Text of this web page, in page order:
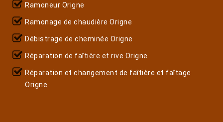
Ramoneur Origne
Ramonage de chaudière Origne
Débistrage de cheminée Origne
Réparation de faîtière et rive Origne
Réparation et changement de faîtière et faîtage
Origne